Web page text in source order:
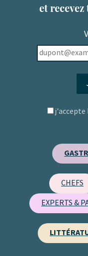
et
j'accepte
CHEFS
EXPERTS &